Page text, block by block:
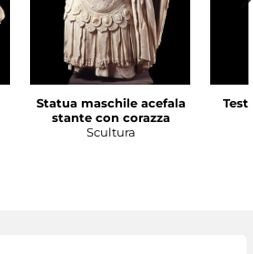
Statua maschile acefala
stante con corazza
Scultura